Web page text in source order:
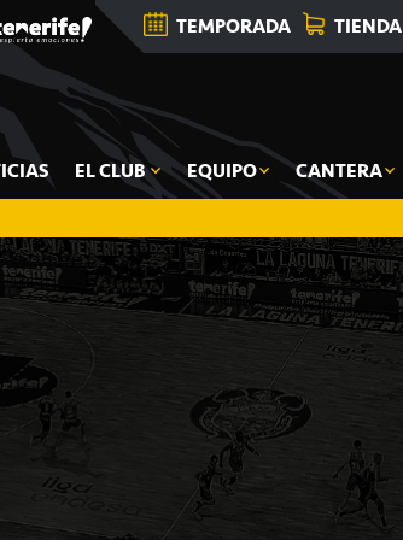
TEMPORADA TIENDA
EL CLUB EQUIPO CANTERA